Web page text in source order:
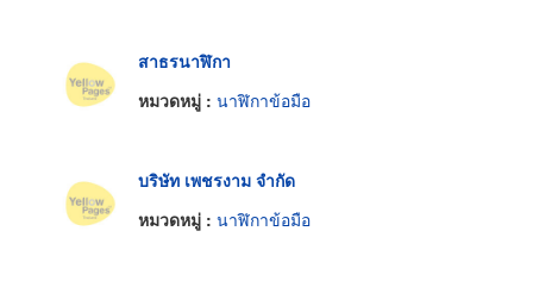
สาธรนาฬิกา
หมวดหมู่ : นาฬิกาข้อมือ
บริษัท เพชรงาม จำกัด
หมวดหมู่ : นาฬิกาข้อมือ